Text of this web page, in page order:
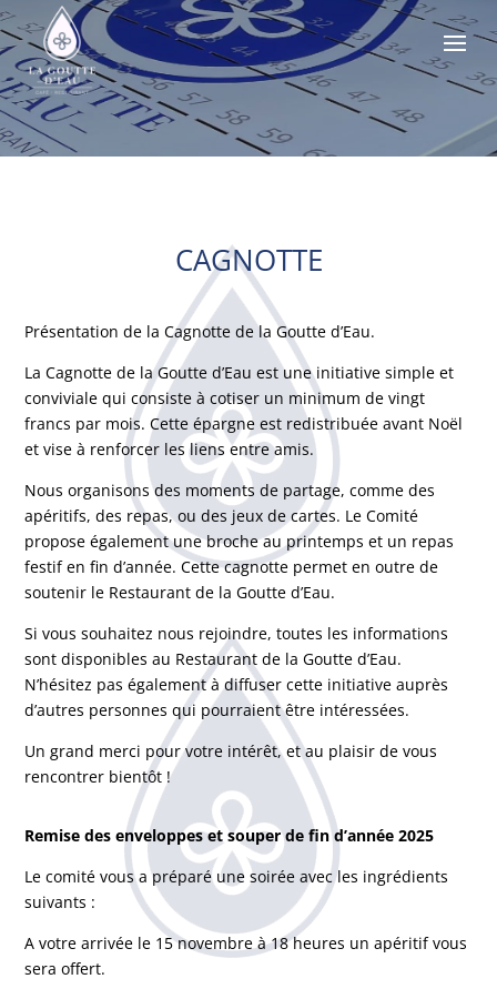
CAGNOTTE
Présentation de la Cagnotte de la Goutte d’Eau.
La Cagnotte de la Goutte d’Eau est une initiative simple et
conviviale qui consiste à cotiser un minimum de vingt
francs par mois. Cette épargne est redistribuée avant Noël
et vise à renforcer les liens entre amis.
Nous organisons des moments de partage, comme des
apéritifs, des repas, ou des jeux de cartes. Le Comité
propose également une broche au printemps et un repas
festif en fin d’année. Cette cagnotte permet en outre de
soutenir le Restaurant de la Goutte d’Eau.
Si vous souhaitez nous rejoindre, toutes les informations
sont disponibles au Restaurant de la Goutte d’Eau.
N’hésitez pas également à diffuser cette initiative auprès
d’autres personnes qui pourraient être intéressées.
Un grand merci pour votre intérêt, et au plaisir de vous
rencontrer bientôt !
Remise des enveloppes et souper de fin d’année 2025
Le comité vous a préparé une soirée avec les ingrédients
suivants :
A votre arrivée le 15 novembre à 18 heures un apéritif vous
sera offert.